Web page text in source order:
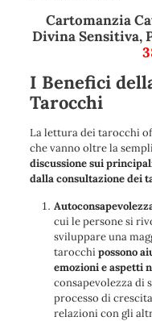
Cartomanzia
Divina Sensitiva,
I Benefici
Tarocchi
La lettura dei tarocchi
che vanno oltre la
discussione sui
dalla consultazione dei
cui le persone si
sviluppare una
tarocchipossono
emozioni e aspetti
consapevolezza di
processo di
relazioni con gli